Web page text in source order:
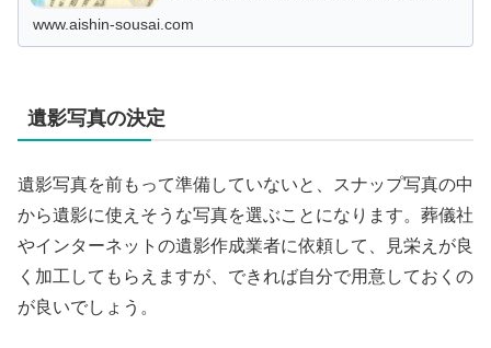
いるのか、本記事を参考に学びましょう。
www.aishin-sousai.com
遺影写真の決定
遺影写真を前もって準備していないと、スナップ写真の中
から遺影に使えそうな写真を選ぶことになります。葬儀社
やインターネットの遺影作成業者に依頼して、見栄えが良
く加工してもらえますが、できれば自分で用意しておくの
が良いでしょう。